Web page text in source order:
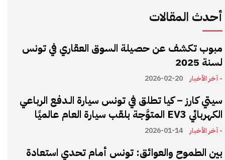
أحدث المقالات
مبوب تكشف عن حصيلة السوق العقاري في تونس
لسنة 2025
- آخر الأخبار 2026-02-20
سيتي كارز – كيا تطلق في تونس سيارة الـدفع الرباعي
الكهربائي EV3 المتوَّجة بلقب سيارة العام عالميًا
- آخر الأخبار 2026-01-14
بين الطموح والعوائق: تونس أمام تحدي استعادة